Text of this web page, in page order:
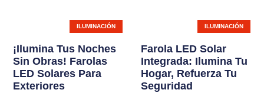
ILUMINACIÓN
¡Ilumina Tus Noches
Sin Obras! Farolas
LED Solares Para
Exteriores
ILUMINACIÓN
Farola LED Solar
Integrada: Ilumina Tu
Hogar, Refuerza Tu
Seguridad